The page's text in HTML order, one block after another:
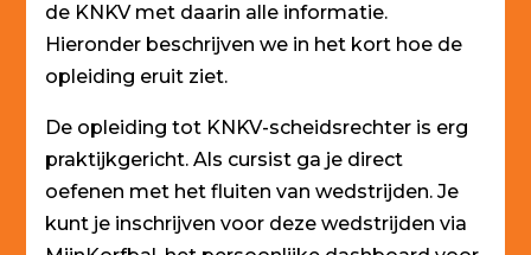
de KNKV met daarin alle informatie.
Hieronder beschrijven we in het kort hoe de
opleiding eruit ziet.
De opleiding tot KNKV-scheidsrechter is erg
praktijkgericht. Als cursist ga je direct
oefenen met het fluiten van wedstrijden. Je
kunt je inschrijven voor deze wedstrijden via